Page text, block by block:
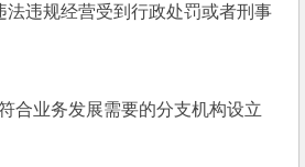
法违规经营受到行政处罚或者刑事
业务发展需要的分支机构设立